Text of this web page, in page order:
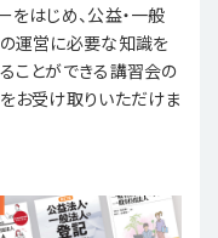
をはじめ、公益・一般
運営に必要な知識を
ことができる講習会の
お受け取りいただけま